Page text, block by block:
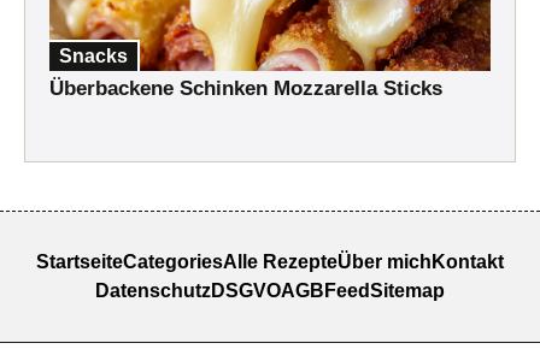
Snacks
Überbackene Schinken Mozzarella Sticks
StartseiteCategoriesAlle RezepteÜber mich Kontakt
DatenschutzDSGVOAGB FeedSitemap